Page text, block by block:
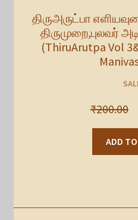
திருஅருட்பா
திருமுறை,புலவர்
(ThiruArutpa Vol
₹200.00
ADD